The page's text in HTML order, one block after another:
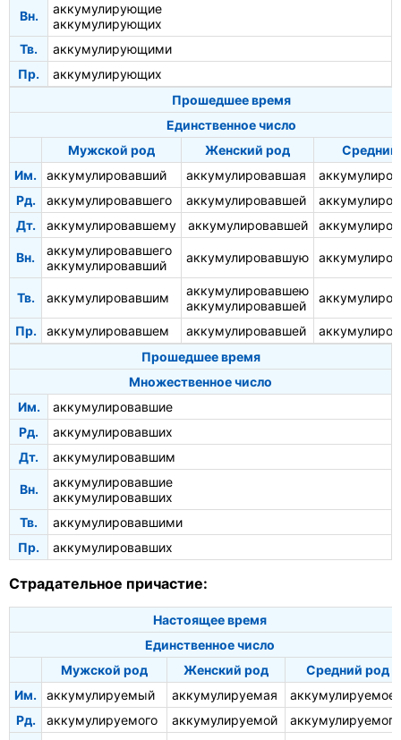
Вн.
аккумулирующие
аккумулирующих
Тв.
аккумулирующими
Пр.
аккумулирующих
Прошедшее время
Единственное число
Мужской род
Женский род
Средний
Им.
аккумулировавший аккумулировавшая
Рд.
аккумулировавшего аккумулировавшей
Дт.
аккумулировавшему аккумулировавшей
Вн.
аккумулировавшего
аккумулировавший
аккумулировавшую
Тв. аккумулировавшим
аккумулировавшею
аккумулировавшей
Пр. аккумулировавшем аккумулировавшей
Прошедшее время
Множественное число
Им.
аккумулировавшие
Рд.
аккумулировавших
Дт.
аккумулировавшим
Вн.
аккумулировавшие
аккумулировавших
Тв.
аккумулировавшими
Пр.
аккумулировавших
Страдательное причастие:
Настоящее время
Единственное число
Мужской род
Женский род
Средний род
Им.
аккумулируемый аккумулируемая
аккумулируемое
Рд.
аккумулируемого аккумулируемой
аккумулируемого